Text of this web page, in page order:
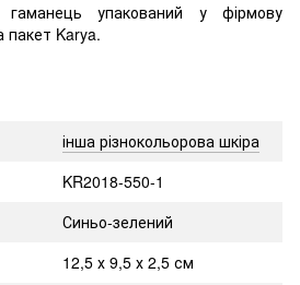
гаманець упакований у фірмову
пакет Karya.
інша різнокольорова шкіра
KR2018-550-1
Синьо-зелений
12,5 х 9,5 х 2,5 см